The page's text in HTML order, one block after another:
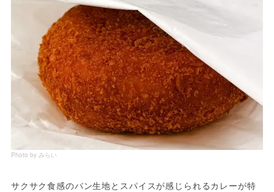
Photo by みらい
サクサク食感のパン生地とスパイスが感じられるカレーが特